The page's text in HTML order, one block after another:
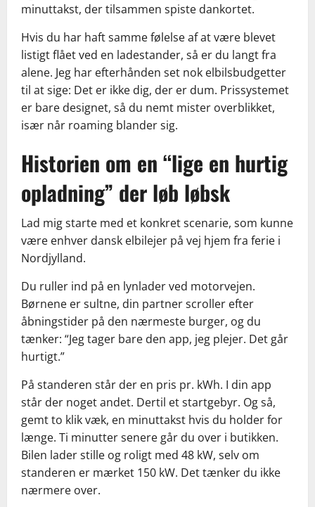
minuttakst, der tilsammen spiste dankortet.
Hvis du har haft samme følelse af at være blevet
listigt flået ved en ladestander, så er du langt fra
alene. Jeg har efterhånden set nok elbilsbudgetter
til at sige: Det er ikke dig, der er dum. Prissystemet
er bare designet, så du nemt mister overblikket,
især når roaming blander sig.
Historien om en “lige en hurtig
opladning” der løb løbsk
Lad mig starte med et konkret scenarie, som kunne
være enhver dansk elbilejer på vej hjem fra ferie i
Nordjylland.
Du ruller ind på en lynlader ved motorvejen.
Børnene er sultne, din partner scroller efter
åbningstider på den nærmeste burger, og du
tænker: “Jeg tager bare den app, jeg plejer. Det går
hurtigt.”
På standeren står der en pris pr. kWh. I din app
står der noget andet. Dertil et startgebyr. Og så,
gemt to klik væk, en minuttakst hvis du holder for
længe. Ti minutter senere går du over i butikken.
Bilen lader stille og roligt med 48 kW, selv om
standeren er mærket 150 kW. Det tænker du ikke
nærmere over.